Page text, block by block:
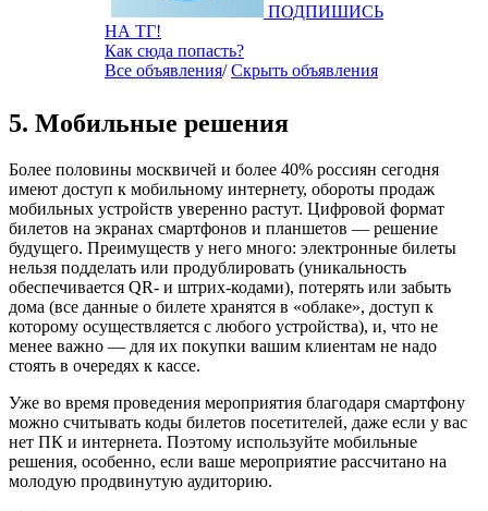
ПОДПИШИСЬ
НА ТГ!
Как сюда попасть?
Все объявления/Скрыть объявления
5. Мобильные решения
Более половины москвичей и более 40% россиян сегодня
имеют доступ к мобильному интернету, обороты продаж
мобильных устройств уверенно растут. Цифровой формат
билетов на экранах смартфонов и планшетов — решение
будущего. Преимуществ у него много: электронные билеты
нельзя подделать или продублировать (уникальность
обеспечивается QR- и штрих-кодами), потерять или забыть
дома (все данные о билете хранятся в «облаке», доступ к
которому осуществляется с любого устройства), и, что не
менее важно — для их покупки вашим клиентам не надо
стоять в очередях к кассе.
Уже во время проведения мероприятия благодаря смартфону
можно считывать коды билетов посетителей, даже если у вас
нет ПК и интернета. Поэтому используйте мобильные
решения, особенно, если ваше мероприятие рассчитано на
молодую продвинутую аудиторию.